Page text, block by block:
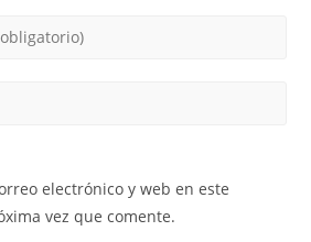
electrónico y web en este
vez que comente.